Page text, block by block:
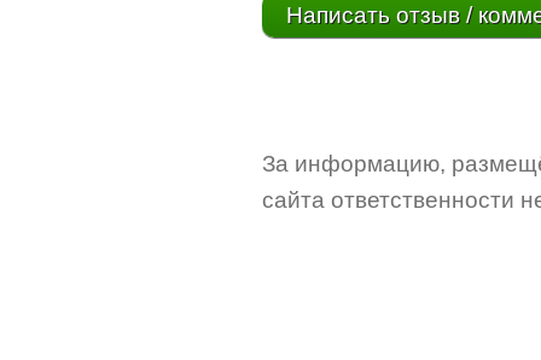
Написать отзыв /
За информацию,
сайта ответственности